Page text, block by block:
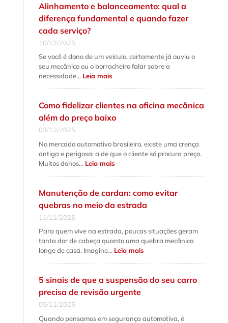
Alinhamento e balanceamento: qual a
diferença fundamental e quando fazer
cada serviço?
10/12/2025
Se você é dono de um veículo, certamente já ouviu o
seu mecânico ou o borracheiro falar sobre a
necessidade… Leia mais:
Alinhamento
e
a
fundamental
fazer
cada
serviço?
Como fidelizar clientes na oficina mecânica
além do preço baixo
03/12/2025
No mercado automotivo brasileiro, existe uma crença
antiga e perigosa: a de que o cliente só procura preço.
Muitos donos… Leia mais:
Como
fidelizar
oficina
mecânica
além
baixo
Manutenção de cardan: como evitar
quebras no meio da estrada
11/11/2025
Para quem vive na estrada, poucas situações geram
tanta dor de cabeça quanto uma quebra mecânica
longe de casa. Imagine… Leia mais:
Manutenção
de
como
evitar
estrada
5 sinais de que a suspensão do seu carro
precisa de revisão urgente
05/11/2025
Quando pensamos em segurança automotiva, é